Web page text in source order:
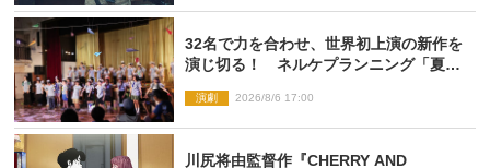
32名で力を合わせ、世界初上演の新作を
演じ切る！ ネルケプランニング「夏休
ト【最終日】
演劇 2026/8/6 17:00
川尻将由監督作『CHERRY AND